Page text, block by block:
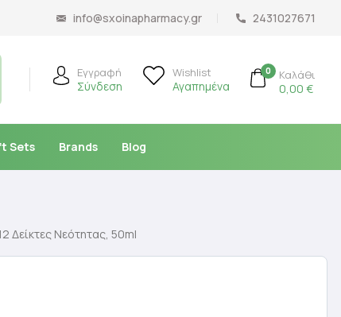
info@sxoinapharmacy.gr 2431027671
Εγγραφή
Σύνδεση
Wishlist
Αγαπημένα
0 Καλάθι
0,00 €
Sets Brands Blog
Δείκτες Νεότητας, 50ml